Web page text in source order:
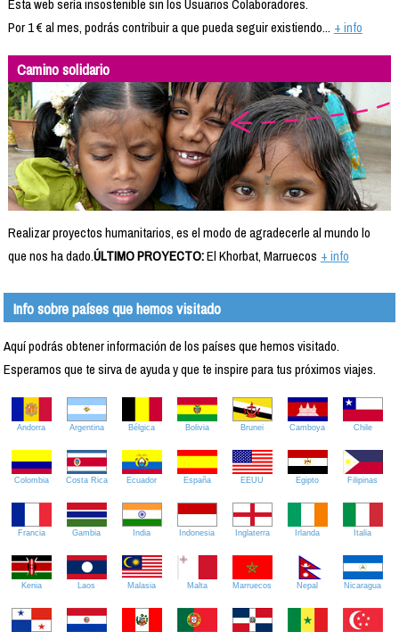
Esta web sería insostenible sin los Usuarios Colaboradores.
Por 1 € al mes, podrás contribuir a que pueda seguir existiendo... + info
Camino solidario
Realizar proyectos humanitarios, es el modo de agradecerle al mundo lo
que nos ha dado.ÚLTIMO PROYECTO:El Khorbat, Marruecos + info
Info sobre países que hemos visitado
Aquí podrás obtener información de los países que hemos visitado.
Esperamos que te sirva de ayuda y que te inspire para tus próximos viajes.
Andorra Argentina Bélgica Bolivia Brunei Camboya Chile
Colombia Costa Rica Ecuador España EEUU Egipto Filipinas
Francia Gambia India Indonesia Inglaterra Irlanda Italia
Kenia Laos Malasia Malta Marruecos Nepal Nicaragua